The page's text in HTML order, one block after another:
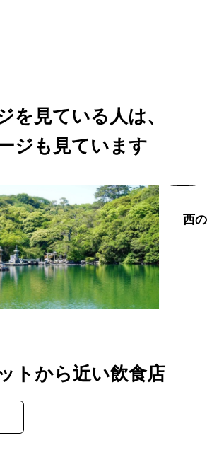
を見ている人は、
ジも見ています
西
トから近い飲食店